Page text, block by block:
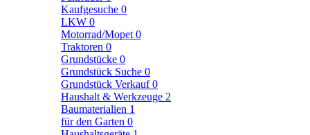
Kaufgesuche 0
LKW 0
Motorrad/Mopet 0
Traktoren 0
Grundstücke 0
Grundstück Suche 0
Grundstück Verkauf0
Haushalt & Werkzeuge 2
Baumaterialien 1
für den Garten 0